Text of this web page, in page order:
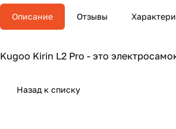
Описание Отзывы
Kugoo Kirin L2 Pro - это
Назад к списку